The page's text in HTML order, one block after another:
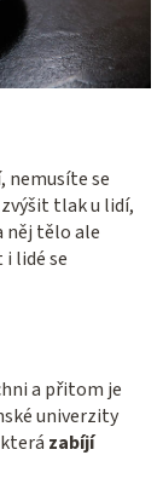
nemusíte se
tlak u lidí,
něj tělo ale
lidé se
a přitom je
univerzity
zabíjí